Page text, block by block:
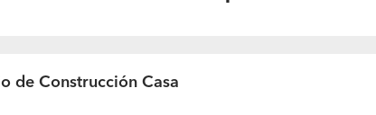
de Construcción Casa